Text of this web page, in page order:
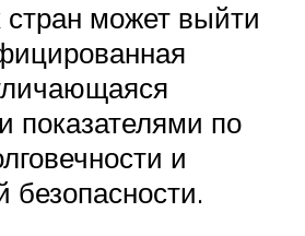
стран может выйти
показателями по
и
безопасности.